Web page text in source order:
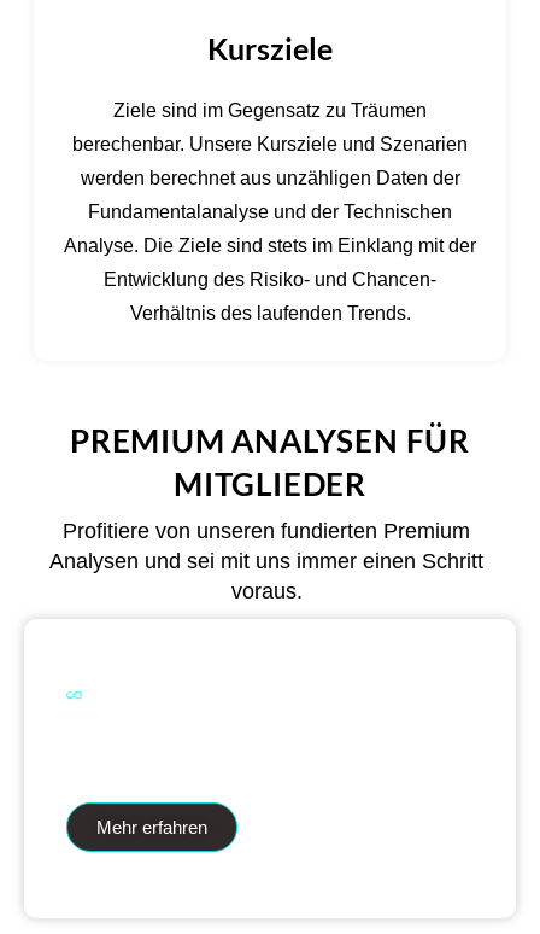
Kursziele
Ziele sind im Gegensatz zu Träumen
berechenbar. Unsere Kursziele und Szenarien
werden berechnet aus unzähligen Daten der
Fundamentalanalyse und der Technischen
Analyse. Die Ziele sind stets im Einklang mit der
Entwicklung des Risiko- und Chancen-
Verhältnis des laufenden Trends.
PREMIUM ANALYSEN FÜR
MITGLIEDER
Profitiere von unseren fundierten Premium
Analysen und sei mit uns immer einen Schritt
voraus.
Mehr erfahren